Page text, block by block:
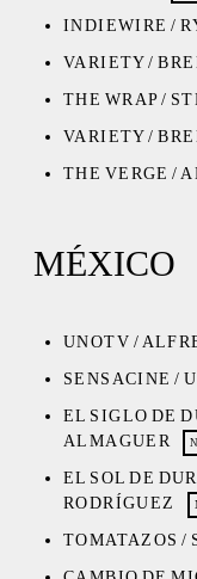
INDIEWIRE /
VARIETY /
THE WRAP /
VARIETY /
THE VERGE /
MÉXICO
UNOTV /
SENSACINE /
EL SIGLO DE
ALMAGUER
EL SOL DE
RODRÍGUEZ
TOMATAZOS /